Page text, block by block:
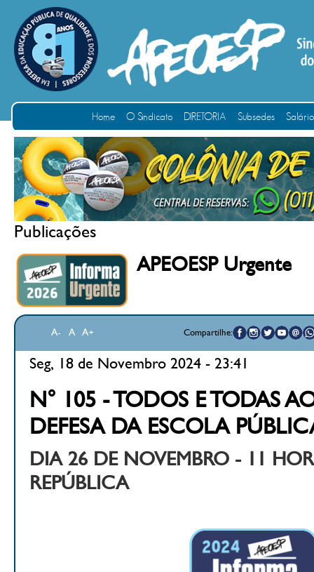
Home O Sindicato DIRETORIA Subsedes
Publicações
APEOESP Urgente
A- A A+ Compartilhe:
Seg, 18 de Novembro 2024 - 23:41
N° 105 - TODOS E TODAS
DEFESA DA ESCOLA
DIA 26 DE NOVEMBRO - 11
REPÚBLICA